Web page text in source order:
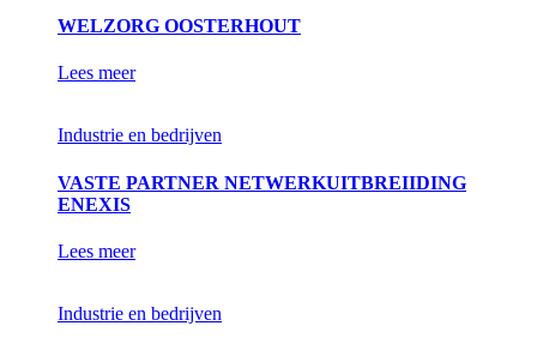
WELZORG OOSTERHOUT
Lees meer
Industrie en bedrijven
VASTE PARTNER NETWERKUITBREIIDING
ENEXIS
Lees meer
Industrie en bedrijven